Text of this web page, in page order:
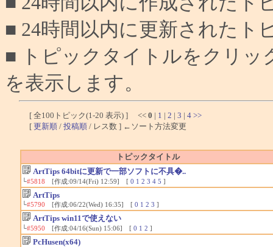
■ 24時間以内に更新されたト
■ トピックタイトルをクリッ
を表示します。
[ 全100トピック(1-20 表示) ] << 0 | 1 | 2 | 3 | 4 >>
[ 更新順 / 投稿順 / レス数 ] ←ソート方法変更
トピックタイトル
ArtTips 64bitに更新で一部ソフトに不具�..
└#5818 [作成:09/14(Fri) 12:59] [ 0 1 2 3 4 5 ]
ArtTips
└#5790 [作成:06/22(Wed) 16:35] [ 0 1 2 3 ]
ArtTips win11で使えない
└#5950 [作成:04/16(Sun) 15:06] [ 0 1 2 ]
PcHusen(x64)